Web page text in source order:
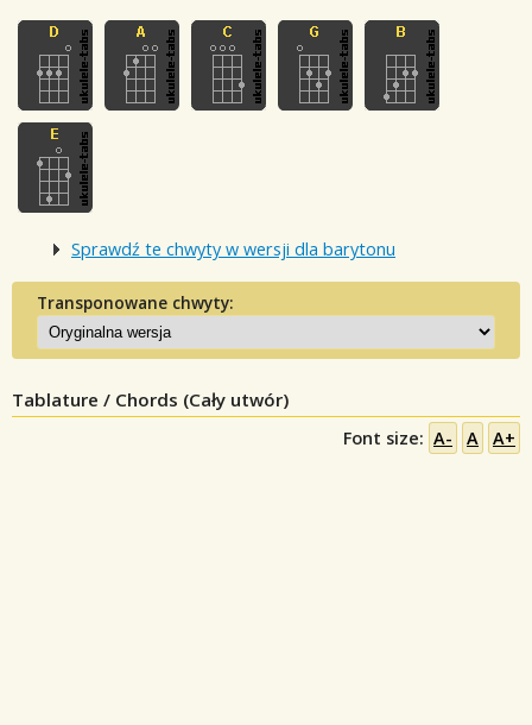
Sprawdź te chwyty w wersji dla barytonu
Transponowane chwyty:
Tablature / Chords (Cały utwór)
Font size: A- A A+